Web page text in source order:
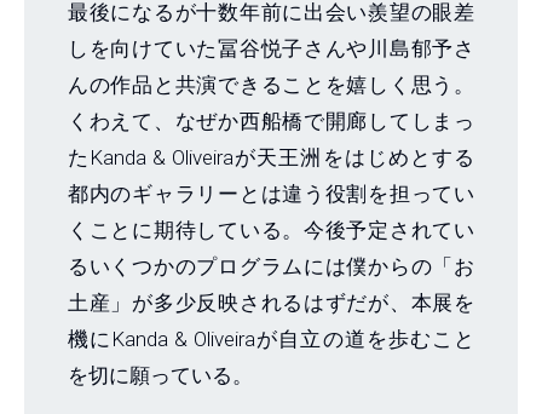
最後になるが十数年前に出会い羨望の眼差
しを向けていた冨谷悦子さんや川島郁予さ
んの作品と共演できることを嬉しく思う。
くわえて、なぜか西船橋で開廊してしまっ
たKanda & Oliveiraが天王洲をはじめとする
都内のギャラリーとは違う役割を担ってい
くことに期待している。今後予定されてい
るいくつかのプログラムには僕からの「お
土産」が多少反映されるはずだが、本展を
機にKanda & Oliveiraが自立の道を歩むこと
を切に願っている。